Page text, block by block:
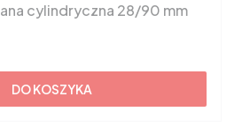
cylindryczna 28/90 mm
DO KOSZYKA